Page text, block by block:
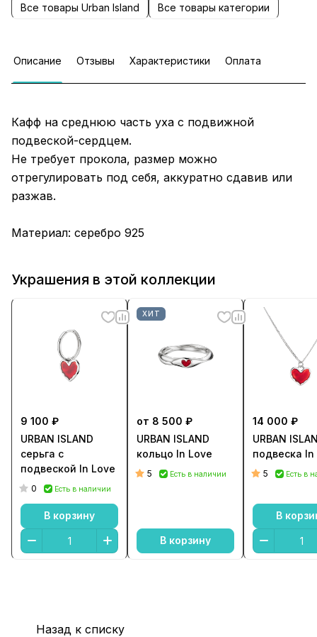
Все товары Urban Island Все товары категории
Описание Отзывы Характеристики Оплата
Кафф на среднюю часть уха с подвижной
подвеской-сердцем.
Не требует прокола, размер можно
отрегулировать под себя, аккуратно сдавив или
разжав.
Материал: серебро 925
Украшения в этой коллекции
9 100 ₽
URBAN ISLAND
cерьга с
подвеской In Love
0 Есть в наличии
В корзину
ХИТ
от 8 500 ₽
URBAN ISLAND
кольцо In Love
5 Есть в наличии
В корзину
14 000 ₽
URBAN
подвеска In
5 Есть в
В
Назад к списку